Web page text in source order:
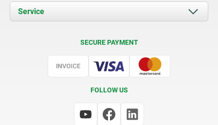
Contact
Documents
Service
SECURE PAYMENT
FOLLOW US